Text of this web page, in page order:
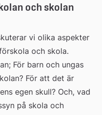
och skolan
vi olika aspekter
och skola.
För barn och ungas
För att det är
egen skull? Och, vad
på skola och